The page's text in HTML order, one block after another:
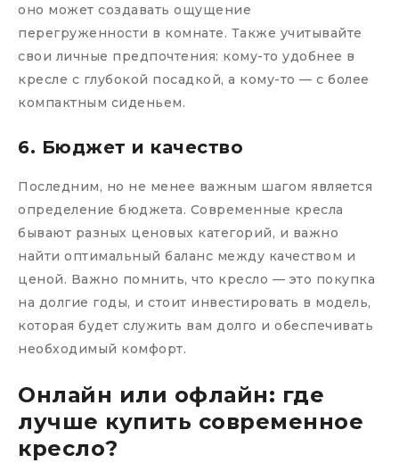
оно может создавать ощущение
перегруженности в комнате. Также учитывайте
свои личные предпочтения: кому-то удобнее в
кресле с глубокой посадкой, а кому-то — с более
компактным сиденьем.
6. Бюджет и качество
Последним, но не менее важным шагом является
определение бюджета. Современные кресла
бывают разных ценовых категорий, и важно
найти оптимальный баланс между качеством и
ценой. Важно помнить, что кресло — это покупка
на долгие годы, и стоит инвестировать в модель,
которая будет служить вам долго и обеспечивать
необходимый комфорт.
Онлайн или офлайн: где
лучше купить современное
кресло?